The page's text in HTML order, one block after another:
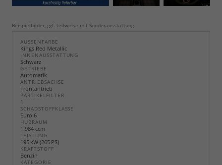
Beispielbilder, ggf. teilweise mit Sonderausstattung
AUSSENFARBE
Kings Red Metallic
INNENAUSSTATTUNG
Schwarz
GETRIEBE
Automatik
ANTRIEBSACHSE
Frontantrieb
PARTIKELFILTER
1
SCHADSTOFFKLASSE
Euro 6
HUBRAUM
1.984 ccm
LEISTUNG
195 kW (265 PS)
KRAFTSTOFF
Benzin
KATEGORIE